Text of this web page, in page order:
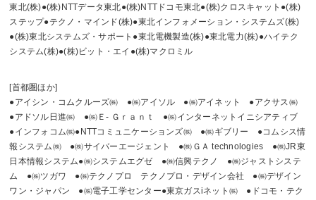
東北(株)●(株)NTTデータ東北●(株)NTTドコモ東北●(株)クロスキャット●(株)
ステップ●テクノ・マインド(株)●東北インフォメーション・システムズ(株)
●(株)東北システムズ・サポート●東北電機製造(株)●東北電力(株)●ハイテク
システム(株)●(株)ビット・エイ●(株)マクロミル
[首都圏ほか]
●アイシン・コムクルーズ㈱ ●㈱アイソル ●㈱アイネット ●アクサス㈱
●アドソル日進㈱ ●㈱Ｅ- Ｇｒａｎｔ ●㈱インターネットイニシアティブ
●インフォコム㈱●NTTコミュニケーションズ㈱ ●㈱ギブリー ●コムシス情
報システム㈱ ●㈱サイバーエージェント ●㈱ＧＡ technologies ●㈱JR東
日本情報システム●㈱システムエグゼ ●㈱信興テクノ ●㈱ジャストシステ
ム ●㈱ツガワ ●㈱テクノプロ テクノプロ・デザイン会社 ●㈱デザイン
ワン・ジャパン ●㈱電子工学センター●東京ガスiネット㈱ ●ドコモ・テク